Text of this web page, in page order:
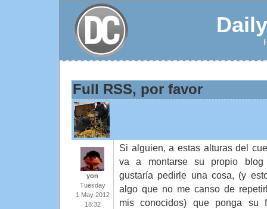
Full RSS, por favor
yon
Tuesday
1 May 2012
18:32
Si alguien, a estas alturas del
va a montarse su propio blog
gustaría pedirle una cosa, (y
algo que no me canso de
mis conocidos) que ponga su